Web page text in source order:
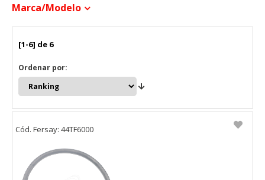
Marca/modelo
[1-6] de 6
Ordenar por:
Cód. Fersay: 44TF6000